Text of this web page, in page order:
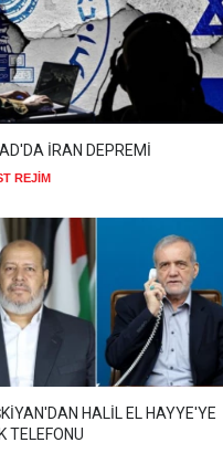
İRAN DEPREMİ
REJİM
HALİL EL HAYYE'YE
TELEFONU